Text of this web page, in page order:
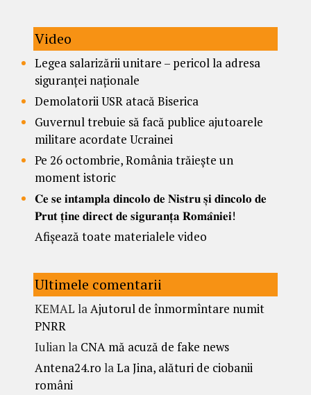
Video
Legea salarizării unitare – pericol la adresa
siguranței naționale
Demolatorii USR atacă Biserica
Guvernul trebuie să facă publice ajutoarele
militare acordate Ucrainei
Pe 26 octombrie, România trăiește un
moment istoric
𝐂𝐞 𝐬𝐞 𝐢𝐧𝐭𝐚𝐦𝐩𝐥𝐚 𝐝𝐢𝐧𝐜𝐨𝐥𝐨 𝐝𝐞 𝐍𝐢𝐬𝐭𝐫𝐮 𝐬̦𝐢 𝐝𝐢𝐧𝐜𝐨𝐥𝐨 𝐝𝐞
𝐏𝐫𝐮𝐭 𝐭̦𝐢𝐧𝐞 𝐝𝐢𝐫𝐞𝐜𝐭 𝐝𝐞 𝐬𝐢𝐠𝐮𝐫𝐚𝐧𝐭̦𝐚 𝐑𝐨𝐦𝐚̂𝐧𝐢𝐞𝐢!
Afișează toate materialele video
Ultimele comentarii
KEMAL laAjutorul de înmormîntare numit
PNRR
Iulianla CNA mă acuză de fake news
Antena24.ro laLa Jina, alături de ciobanii
români